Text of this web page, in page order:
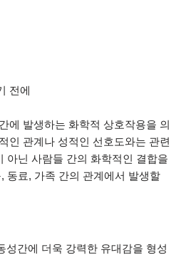
전에
에 발생하는 화학적 상호작용을 의
인 관계나 성적인 선호도와는 관련
아닌 사람들 간의 화학적인 결합을
동료, 가족 간의 관계에서 발생할
성간에 더욱 강력한 유대감을 형성